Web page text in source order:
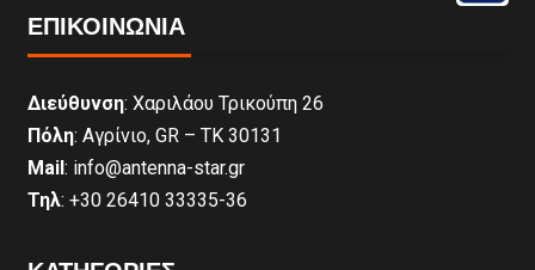
ΕΠΙΚΟΙΝΩΝΊΑ
Διεύθυνση: Χαριλάου Τρικούπη 26
Πόλη: Αγρίνιο, GR – ΤΚ 30131
Mail: info@antenna-star.gr
Τηλ: +30 26410 33335-36